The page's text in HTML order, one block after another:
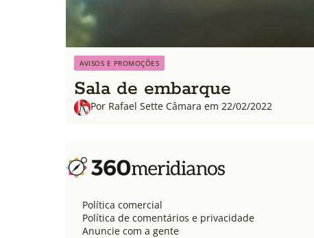
AVISOS E PROMOÇÕES
Sala de embarque
Por Rafael Sette Câmara em 22/02/2022
Política comercial
Política de comentários e privacidade
Anuncie com a gente